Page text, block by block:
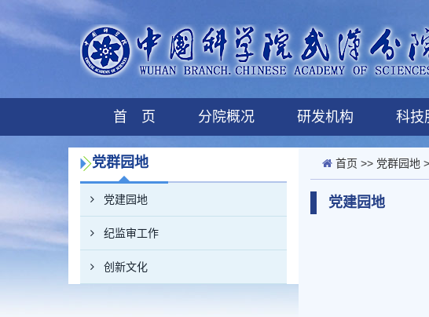
首 页 分院概况 研发机构 科技
党群园地
党建园地
纪监审工作
创新文化
首页 >> 党群园地
党建园地